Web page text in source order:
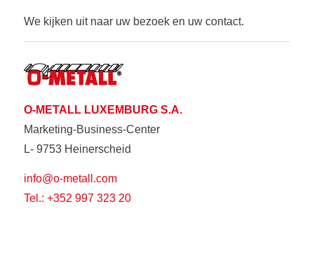
We kijken uit naar uw bezoek en uw contact.
O-METALL LUXEMBURG S.A.
Marketing-Business-Center
L- 9753 Heinerscheid
info@o-metall.com
Tel.: +352 997 323 20